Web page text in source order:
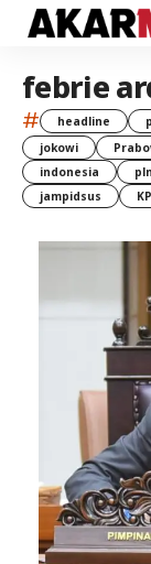
febrie
# headline
jokowi
indonesia
pln
jampidsus